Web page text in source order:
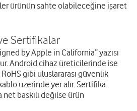
ürünün sahte olabileceğine işaret
Sertifikalar
by Apple in California” yazısı
Android cihaz üreticilerinde ise
gibi uluslararası güvenlik
üzerinde yer alır. Sertifika
net baskılı değilse ürün